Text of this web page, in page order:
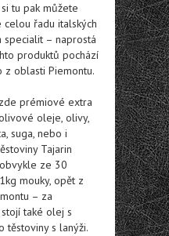
tu pak můžete
celou řadu italských
specialit – naprostá
produktů pochází
z oblasti Piemontu.
prémiové extra
oleje, olivy,
suga, nebo i
Tajarin
ze 30
mouky, opět z
– za
také olej s
těstoviny s lanýži.